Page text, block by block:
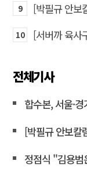
9
10
전체기사
합수본, 서울·경
[박필규 안보칼
정점식 "김용